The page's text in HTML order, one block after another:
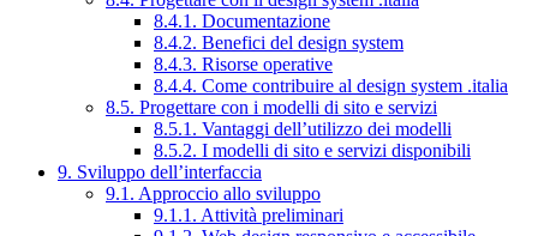
8.4.1. Documentazione
8.4.2. Benefici del design system
8.4.3. Risorse operative
8.4.4. Come contribuire al design system .italia
8.5. Progettare con i modelli di sito e servizi
8.5.1. Vantaggi dell’utilizzo dei modelli
8.5.2. I modelli di sito e servizi disponibili
9. Sviluppo dell’interfaccia
9.1. Approccio allo sviluppo
9.1.1. Attività preliminari